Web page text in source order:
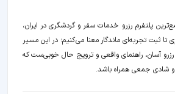
پلتفرم رزرو خدمات سفر و گردشگری در ایران،
ثبت تجربه‌ای ماندگار معنا می‌کنیم؛ در این مسیر‍
رزرو آسان، راهنمای واقعی و ترویج حال خوبی‌ست که
شادی جمعی همراه باشد.